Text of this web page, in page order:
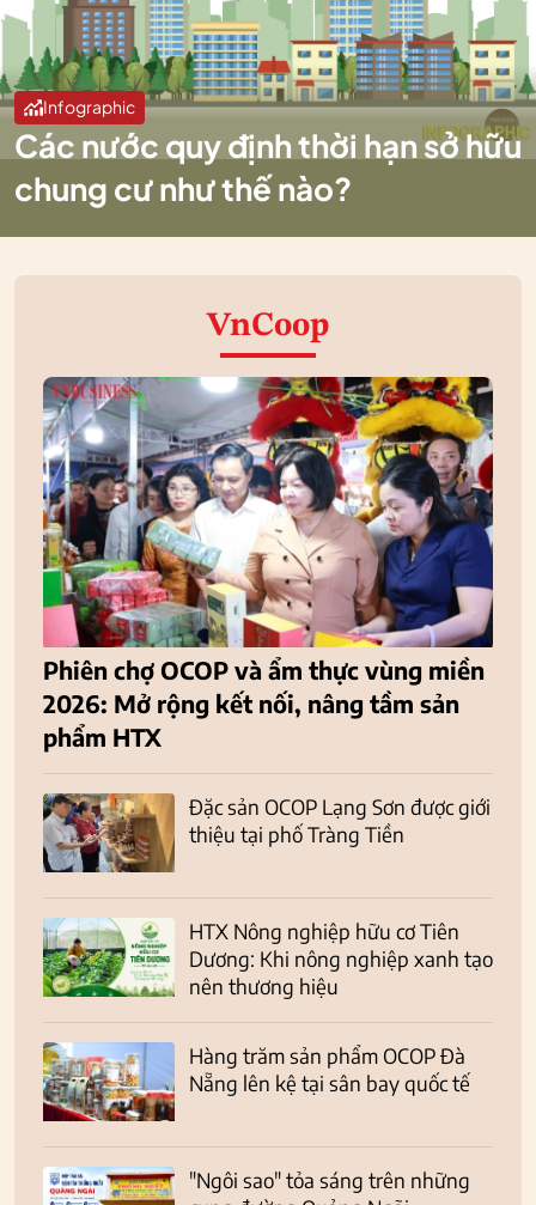
Infographic
Các nước quy định thời hạn sở hữu
chung cư như thế nào?
VnCoop
Phiên chợ OCOP và ẩm thực vùng miền
2026: Mở rộng kết nối, nâng tầm sản
phẩm HTX
Đặc sản OCOP Lạng Sơn được giới
thiệu tại phố Tràng Tiền
HTX Nông nghiệp hữu cơ Tiên
Dương: Khi nông nghiệp xanh tạo
nên thương hiệu
Hàng trăm sản phẩm OCOP Đà
Nẵng lên kệ tại sân bay quốc tế
"Ngôi sao" tỏa sáng trên những